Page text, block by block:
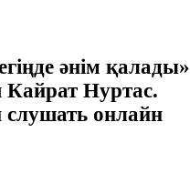
әнім қалады»
Кайрат Нуртас.
слушать онлайн